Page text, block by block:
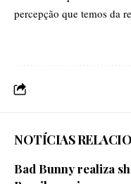
percepção que temos da
NOTÍCIAS
Bad Bunny realiza